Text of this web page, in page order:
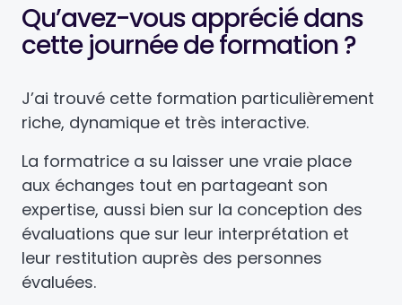
Qu’avez-vous apprécié dans
cette journée de formation ?
J’ai trouvé cette formation particulièrement
riche, dynamique et très interactive.
La formatrice a su laisser une vraie place
aux échanges tout en partageant son
expertise, aussi bien sur la conception des
évaluations que sur leur interprétation et
leur restitution auprès des personnes
évaluées.